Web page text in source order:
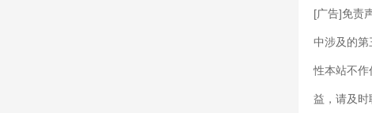
[广告]免责
中涉及的第
性本站不作
益，请及时